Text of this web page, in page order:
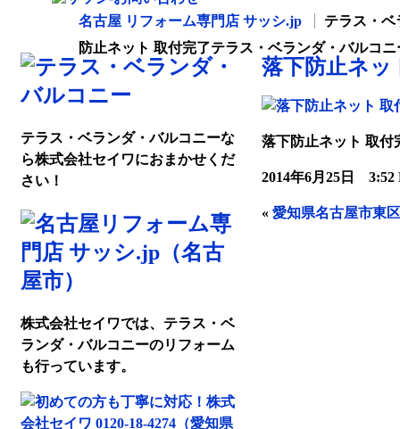
名古屋 リフォーム専門店 サッシ.jp
テラス・
防止ネット 取付完了テラス・ベランダ・バルコニ
落下防止ネッ
落下防止ネット 取付
2014年6月25日
« 愛知県名古屋市東
テラス・ベランダ・バルコニーな
ら株式会社セイワにおまかせくだ
さい！
株式会社セイワでは、テラス・ベ
ランダ・バルコニーのリフォーム
も行っています。